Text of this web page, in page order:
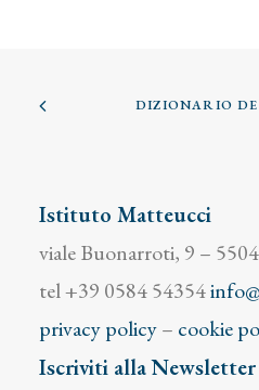
DIZIONARIO
Istituto Matteucci
viale Buonarroti, 9 –
tel +39 0584 54354
privacy policy– cookie
Iscriviti alla